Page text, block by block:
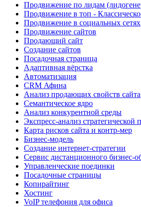
Продвижение по лидам
Продвижение в топ -
Продвижение в социальных сетях
Продвижение сайтов
Продающий сайт
Создание сайтов
Посадочная страница
Адаптивная вёрстка
Автоматизация
CRM Афина
Анализ продающих свойств сайта
Семантическое ядро
Анализ конкурентной среды
Экспресс-анализ стратегической
Карта рисков сайта и контр-мер
Бизнес-модель
Создание интернет-стратегии
Сервис дистанционного бизнес-
Управленческие поединки
Посадочные страницы
Копирайтинг
Хостинг
VoIP телефония для офиса